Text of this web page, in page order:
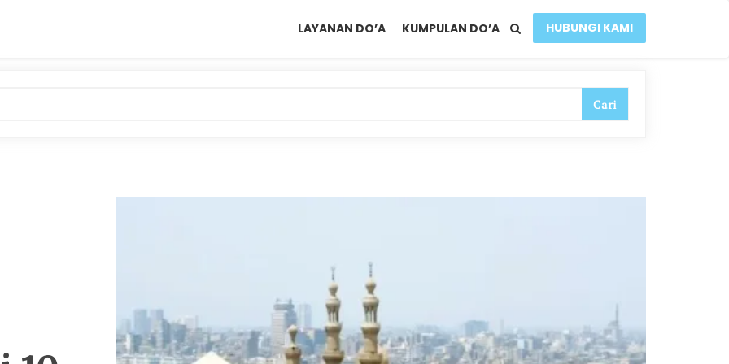
LAYANAN DO’A KUMPULAN DO’A HUBUNGI KAMI